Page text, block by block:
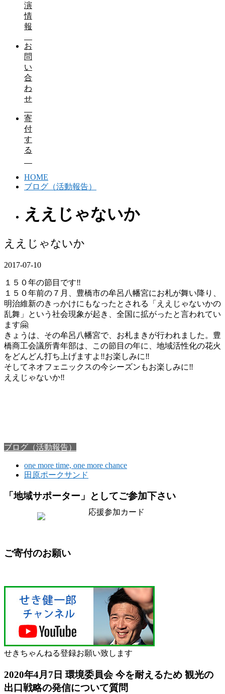
演
情
報
お
問
い
合
わ
せ
寄
付
す
る
HOME
ブログ（活動報告）
ええじゃないか
ええじゃないか
2017-07-10
１５０年の節目です‼️
１５０年前の７月、豊橋市の牟呂八幡宮にお札が舞い降り、
明治維新のきっかけにもなったとされる「ええじゃないかの
乱舞」という社会現象が起き、全国に拡がったと言われてい
ます🤗
きょうは、その牟呂八幡宮で、お札まきが行われました。豊
橋商工会議所青年部は、この節目の年に、地域活性化の花火
をどんどん打ち上げますよ‼️お楽しみに‼️
そしてネオフェニックスの今シーズンもお楽しみに‼️
ええじゃないか‼️
ブログ（活動報告）
one more time, one more chance
田原ポークサンド
「地域サポーター」としてご参加下さい
ご寄付のお願い
せきちゃんねる登録お願い致します
2020年4月7日 環境委員会 今を耐えるため 観光の
出口戦略の発信について質問